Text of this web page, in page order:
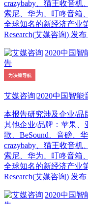
crazybaby、猫王收音机
索尼、华为、叮咚音箱
全球知名的新经济产业
Research(艾媒咨询) 发
艾媒咨询|2020中国智
本报告研究涉及企业/品
其他企业/品牌：苹果、
歌、BeSound、音磅、
crazybaby、猫王收音机
索尼、华为、叮咚音箱
全球知名的新经济产业
Research(艾媒咨询) 发